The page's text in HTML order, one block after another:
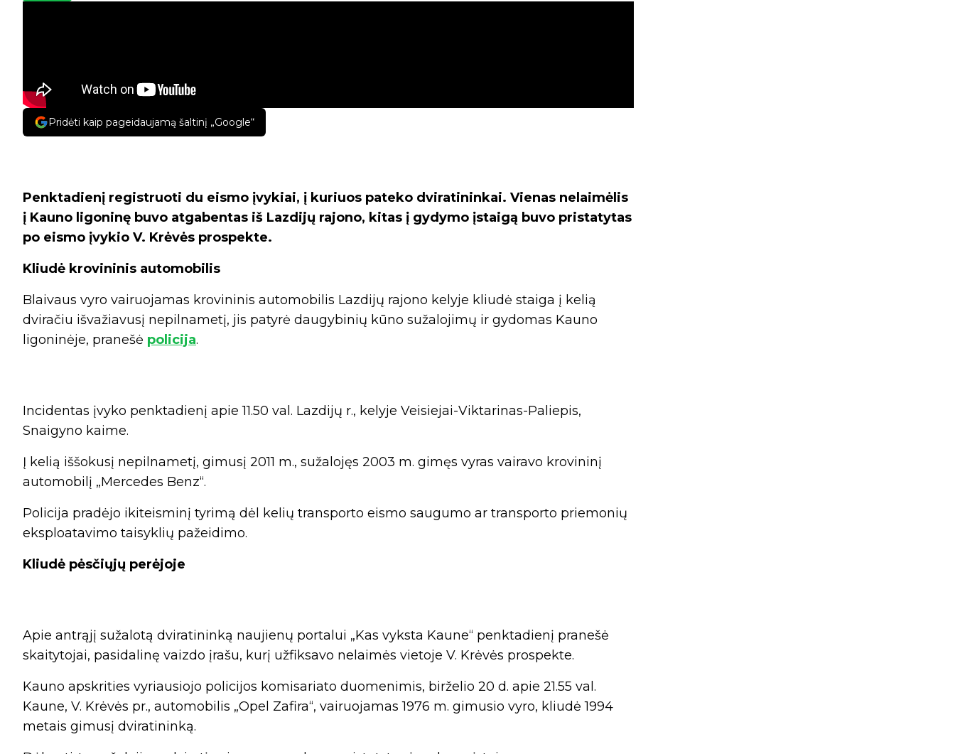
Pridėti kaip pageidaujamą šaltinį „Google“
Penktadienį registruoti du eismo įvykiai, į kuriuos pateko dviratininkai. Vienas nelaimėlis
į Kauno ligoninę buvo atgabentas iš Lazdijų rajono, kitas į gydymo įstaigą buvo pristatytas
po eismo įvykio V. Krėvės prospekte.
Kliudė krovininis automobilis
Blaivaus vyro vairuojamas krovininis automobilis Lazdijų rajono kelyje kliudė staiga į kelią
dviračiu išvažiavusį nepilnametį, jis patyrė daugybinių kūno sužalojimų ir gydomas Kauno
ligoninėje, pranešė policija.
Incidentas įvyko penktadienį apie 11.50 val. Lazdijų r., kelyje Veisiejai-Viktarinas-Paliepis,
Snaigyno kaime.
Į kelią iššokusį nepilnametį, gimusį 2011 m., sužalojęs 2003 m. gimęs vyras vairavo krovininį
automobilį „Mercedes Benz“.
Policija pradėjo ikiteisminį tyrimą dėl kelių transporto eismo saugumo ar transporto priemonių
eksploatavimo taisyklių pažeidimo.
Kliudė pėsčiųjų perėjoje
Apie antrąjį sužalotą dviratininką naujienų portalui „Kas vyksta Kaune“ penktadienį pranešė
skaitytojai, pasidalinę vaizdo įrašu, kurį užfiksavo nelaimės vietoje V. Krėvės prospekte.
Kauno apskrities vyriausiojo policijos komisariato duomenimis, birželio 20 d. apie 21.55 val.
Kaune, V. Krėvės pr., automobilis „Opel Zafira“, vairuojamas 1976 m. gimusio vyro, kliudė 1994
metais gimusį dviratininką.